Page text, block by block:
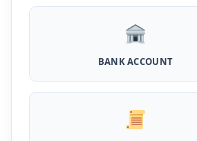
घर बैठे खोले ये जीरो बैलेंस बैंक अकाउंट, फ्री
और जमा पर तगड़ा ब्याज
Pradhanmantri Home Loan
BANK ACCOUNT